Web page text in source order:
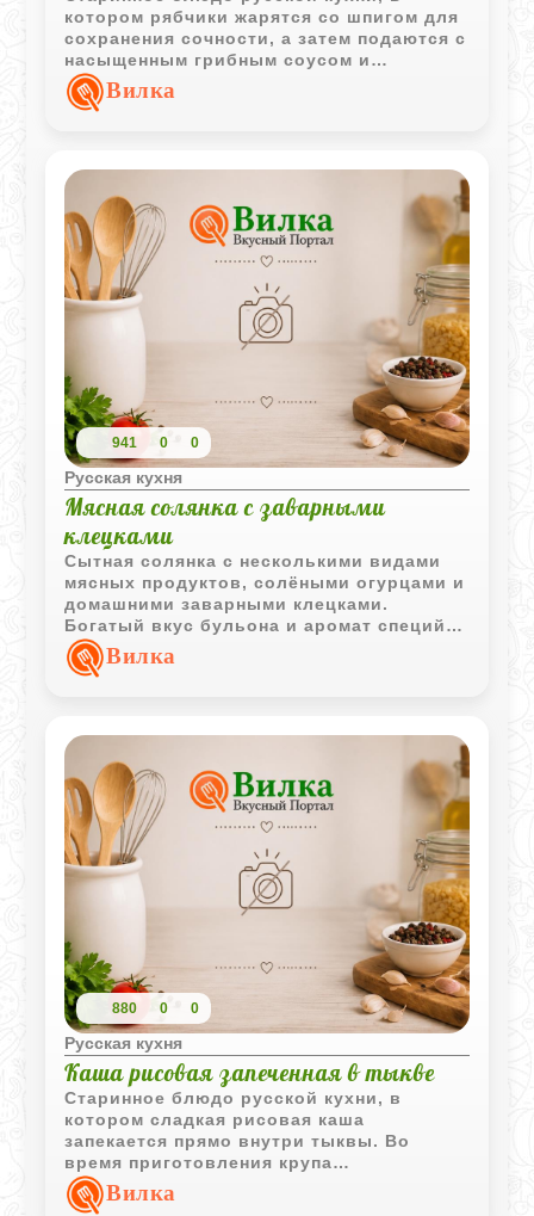
котором рябчики жарятся со шпигом для
сохранения сочности, а затем подаются с
насыщенным грибным соусом и
каперсами. Такой рецепт традиционно
считался праздничным.
Вилка
941 0 0
Русская кухня
Мясная солянка с заварными
клецками
Сытная солянка с несколькими видами
мясных продуктов, солёными огурцами и
домашними заварными клецками.
Богатый вкус бульона и аромат специй
делают этот суп особенно
выразительным.
Вилка
880 0 0
Русская кухня
Каша рисовая запеченная в тыкве
Старинное блюдо русской кухни, в
котором сладкая рисовая каша
запекается прямо внутри тыквы. Во
время приготовления крупа
пропитывается ароматом тыквы, изюма и
корицы, а подача получается особенно
Вилка